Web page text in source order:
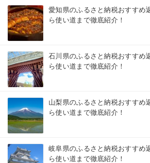
愛知県のふるさと納税おすすめ
ら使い道まで徹底紹介！
石川県のふるさと納税おすすめ
ら使い道まで徹底紹介！
山梨県のふるさと納税おすすめ
ら使い道まで徹底紹介！
岐阜県のふるさと納税おすすめ
ら使い道まで徹底紹介！